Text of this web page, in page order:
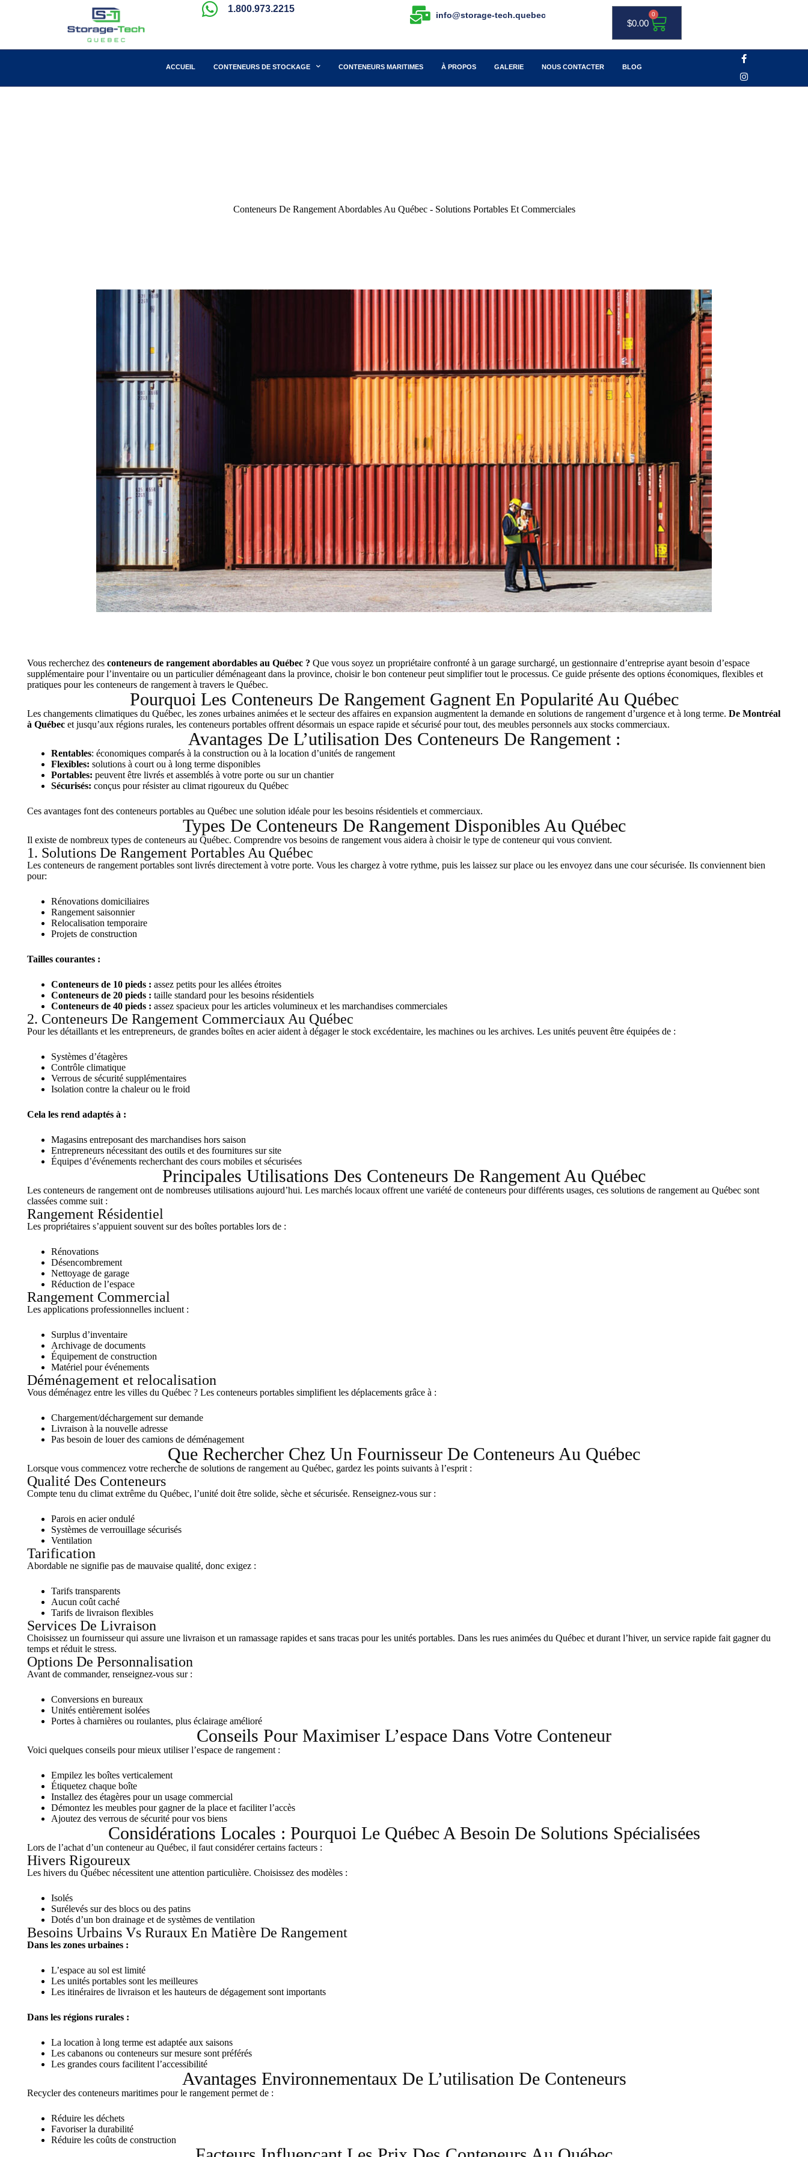
1.800.973.2215
info@storage-tech.quebec
$0.00
0
ACCUEIL CONTENEURS DE STOCKAGE CONTENEURS MARITIMES À PROPOS GALERIE NOUS CONTACTER BLOG
Conteneurs De Rangement Abordables Au Québec - Solutions Portables Et Commerciales
Vous recherchez des conteneurs de rangement abordables au Québec ? Que vous soyez un propriétaire confronté à un garage surchargé, un gestionnaire d’entreprise ayant besoin d’espace
supplémentaire pour l’inventaire ou un particulier déménageant dans la province, choisir le bon conteneur peut simplifier tout le processus. Ce guide présente des options économiques, flexibles et
pratiques pour les conteneurs de rangement à travers le Québec.
Pourquoi Les Conteneurs De Rangement Gagnent En Popularité Au Québec
Les changements climatiques du Québec, les zones urbaines animées et le secteur des affaires en expansion augmentent la demande en solutions de rangement d’urgence et à long terme. De Montréal
à Québec et jusqu’aux régions rurales, les conteneurs portables offrent désormais un espace rapide et sécurisé pour tout, des meubles personnels aux stocks commerciaux.
Avantages De L’utilisation Des Conteneurs De Rangement :
Rentables: économiques comparés à la construction ou à la location d’unités de rangement
Flexibles: solutions à court ou à long terme disponibles
Portables: peuvent être livrés et assemblés à votre porte ou sur un chantier
Sécurisés: conçus pour résister au climat rigoureux du Québec
Ces avantages font des conteneurs portables au Québec une solution idéale pour les besoins résidentiels et commerciaux.
Types De Conteneurs De Rangement Disponibles Au Québec
Il existe de nombreux types de conteneurs au Québec. Comprendre vos besoins de rangement vous aidera à choisir le type de conteneur qui vous convient.
1. Solutions De Rangement Portables Au Québec
Les conteneurs de rangement portables sont livrés directement à votre porte. Vous les chargez à votre rythme, puis les laissez sur place ou les envoyez dans une cour sécurisée. Ils conviennent bien
pour:
Rénovations domiciliaires
Rangement saisonnier
Relocalisation temporaire
Projets de construction
Tailles courantes :
Conteneurs de 10 pieds : assez petits pour les allées étroites
Conteneurs de 20 pieds : taille standard pour les besoins résidentiels
Conteneurs de 40 pieds : assez spacieux pour les articles volumineux et les marchandises commerciales
2. Conteneurs De Rangement Commerciaux Au Québec
Pour les détaillants et les entrepreneurs, de grandes boîtes en acier aident à dégager le stock excédentaire, les machines ou les archives. Les unités peuvent être équipées de :
Systèmes d’étagères
Contrôle climatique
Verrous de sécurité supplémentaires
Isolation contre la chaleur ou le froid
Cela les rend adaptés à :
Magasins entreposant des marchandises hors saison
Entrepreneurs nécessitant des outils et des fournitures sur site
Équipes d’événements recherchant des cours mobiles et sécurisées
Principales Utilisations Des Conteneurs De Rangement Au Québec
Les conteneurs de rangement ont de nombreuses utilisations aujourd’hui. Les marchés locaux offrent une variété de conteneurs pour différents usages, ces solutions de rangement au Québec sont
classées comme suit :
Rangement Résidentiel
Les propriétaires s’appuient souvent sur des boîtes portables lors de :
Rénovations
Désencombrement
Nettoyage de garage
Réduction de l’espace
Rangement Commercial
Les applications professionnelles incluent :
Surplus d’inventaire
Archivage de documents
Équipement de construction
Matériel pour événements
Déménagement et relocalisation
Vous déménagez entre les villes du Québec ? Les conteneurs portables simplifient les déplacements grâce à :
Chargement/déchargement sur demande
Livraison à la nouvelle adresse
Pas besoin de louer des camions de déménagement
Que Rechercher Chez Un Fournisseur De Conteneurs Au Québec
Lorsque vous commencez votre recherche de solutions de rangement au Québec, gardez les points suivants à l’esprit :
Qualité Des Conteneurs
Compte tenu du climat extrême du Québec, l’unité doit être solide, sèche et sécurisée. Renseignez-vous sur :
Parois en acier ondulé
Systèmes de verrouillage sécurisés
Ventilation
Tarification
Abordable ne signifie pas de mauvaise qualité, donc exigez :
Tarifs transparents
Aucun coût caché
Tarifs de livraison flexibles
Services De Livraison
Choisissez un fournisseur qui assure une livraison et un ramassage rapides et sans tracas pour les unités portables. Dans les rues animées du Québec et durant l’hiver, un service rapide fait gagner du
temps et réduit le stress.
Options De Personnalisation
Avant de commander, renseignez-vous sur :
Conversions en bureaux
Unités entièrement isolées
Portes à charnières ou roulantes, plus éclairage amélioré
Conseils Pour Maximiser L’espace Dans Votre Conteneur
Voici quelques conseils pour mieux utiliser l’espace de rangement :
Empilez les boîtes verticalement
Étiquetez chaque boîte
Installez des étagères pour un usage commercial
Démontez les meubles pour gagner de la place et faciliter l’accès
Ajoutez des verrous de sécurité pour vos biens
Considérations Locales : Pourquoi Le Québec A Besoin De Solutions Spécialisées
Lors de l’achat d’un conteneur au Québec, il faut considérer certains facteurs :
Hivers Rigoureux
Les hivers du Québec nécessitent une attention particulière. Choisissez des modèles :
Isolés
Surélevés sur des blocs ou des patins
Dotés d’un bon drainage et de systèmes de ventilation
Besoins Urbains Vs Ruraux En Matière De Rangement
Dans les zones urbaines :
L’espace au sol est limité
Les unités portables sont les meilleures
Les itinéraires de livraison et les hauteurs de dégagement sont importants
Dans les régions rurales :
La location à long terme est adaptée aux saisons
Les cabanons ou conteneurs sur mesure sont préférés
Les grandes cours facilitent l’accessibilité
Avantages Environnementaux De L’utilisation De Conteneurs
Recycler des conteneurs maritimes pour le rangement permet de :
Réduire les déchets
Favoriser la durabilité
Réduire les coûts de construction